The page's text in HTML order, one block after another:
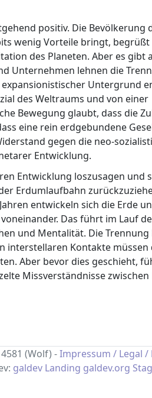
positiv. Die Bevölkerung
wenig Vorteile bringt, begrüßt
des Planeten. Aber es gibt
Unternehmen lehnen die
Untergrund
des Weltraums und von einer
Bewegung glaubt, dass die
eine rein erdgebundene
gegen die neo-
Entwicklung.
Entwicklung loszusagen und
Erdumlaufbahn
entwickeln sich die Erde
Das führt im Lauf
und Mentalität. Die
interstellaren Kontakte müssen
Aber bevor dies geschieht,
Missverständnisse zwischen
(Wolf) -Impressum / Legal /
galdev Landing galdev.org